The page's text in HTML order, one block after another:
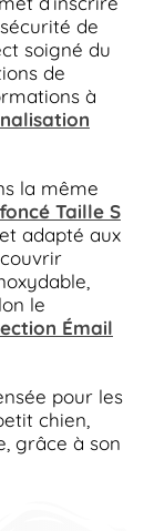
de
soigné du
de
à
la même
Taille S
adapté aux
le
Émail
pour les
chien,
grâce à son